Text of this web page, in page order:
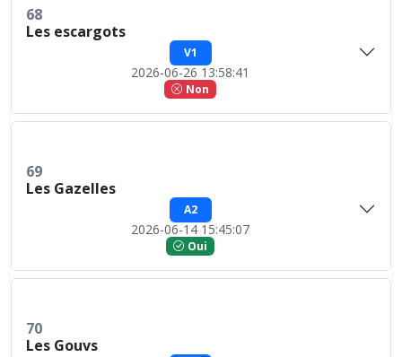
68
Les escargots
V1
2026-06-26 13:58:41
Non
69
Les Gazelles
A2
2026-06-14 15:45:07
Oui
70
Les Gouvs